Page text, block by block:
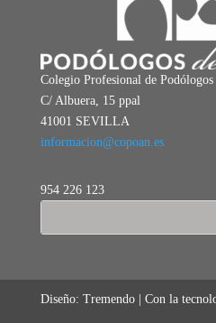
Colegio Profesional de
C/ Albuera, 15 ppal
41001 SEVILLA
informacion@copoan.es
954 226 123
Diseño: Tremendo | Con la